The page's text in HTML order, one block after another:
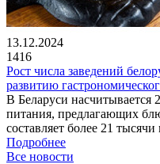
13.12.2024
1416
Рост числа заведений
развитию
В Беларуси насчитывается
питания, предлагающих
составляет более 21 тысячи
Подробнее
Все новости